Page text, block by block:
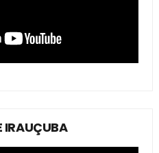
IRAUÇUBA